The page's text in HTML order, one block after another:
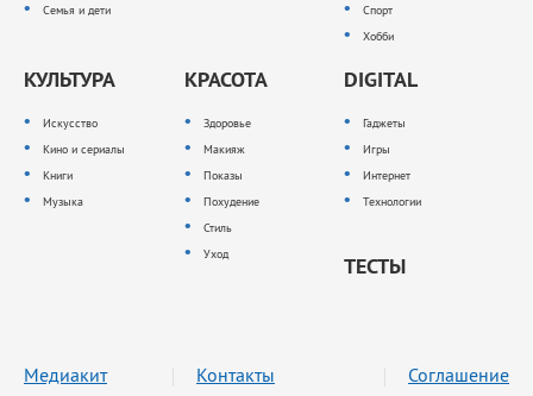
Семья и дети
Спорт
Хобби
КУЛЬТУРА
Искусство
Кино и сериалы
Книги
Музыка
КРАСОТА
Здоровье
Макияж
Показы
Похудение
Стиль
Уход
DIGITAL
Гаджеты
Игры
Интернет
Технологии
ТЕСТЫ
Медиакит Контакты Соглашение